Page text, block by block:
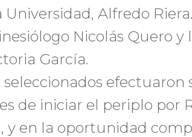
Alfredo
Nicolás Quero y
García.
seleccionados
de iniciar el periplo por
y en la oportunidad